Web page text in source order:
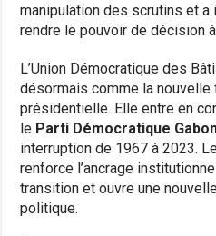
manipulation des scrutins et
rendre le pouvoir de décision
L’Union Démocratique des
désormais comme la
présidentielle. Elle entre en
le Parti Démocratique
interruption de 1967 à 2023.
renforce l’ancrage
transition et ouvre une
politique.